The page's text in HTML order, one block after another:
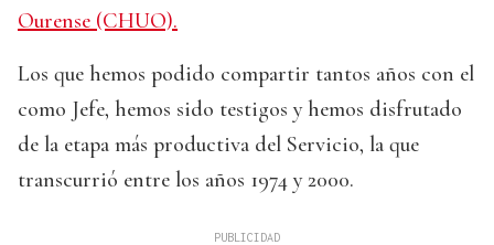
Ourense (CHUO).
Los que hemos podido compartir tantos años con el
como Jefe, hemos sido testigos y hemos disfrutado
de la etapa más productiva del Servicio, la que
transcurrió entre los años 1974 y 2000.